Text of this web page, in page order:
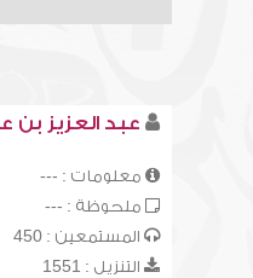
عبد العزيز بن
معلومات : ---
ملحوظة : ---
المستمعين : 450
التنزيل : 1551